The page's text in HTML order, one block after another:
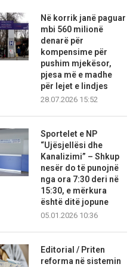
Në korrik janë paguar
mbi 560 milionë
denarë për
kompensime për
pushim mjekësor,
pjesa më e madhe
për lejet e lindjes
28.07.2026 15:52
Sportelet e NP
“Ujësjellësi dhe
Kanalizimi” – Shkup
nesër do të punojnë
nga ora 7:30 deri në
15:30, e mërkura
është ditë jopune
05.01.2026 10:36
Editorial / Priten
reforma në sistemin